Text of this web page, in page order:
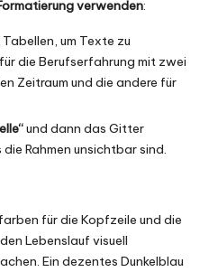
verwenden:
um Texte zu
die Berufserfahrung mit zwei
Zeitraum und die andere für
und dann das Gitter
Rahmen unsichtbar sind.
für die Kopfzeile und die
Lebenslauf visuell
Ein dezentes Dunkelblau